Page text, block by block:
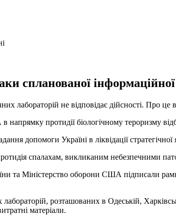
спланованої
лабораторій не відповідає дійсності. Про
протидії біологічному тероризму
допомоги Україні в ліквідації
спалахам, викликаним небезпечними
та Міністерство оборони США підписали
розташованих в Одеській,
матеріали.